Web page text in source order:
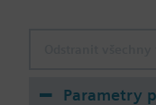
Parametry